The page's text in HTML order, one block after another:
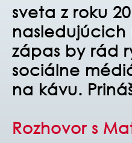
sveta z roku
nasledujúcich
zápas by rád
sociálne
na kávu.
Rozhovor s